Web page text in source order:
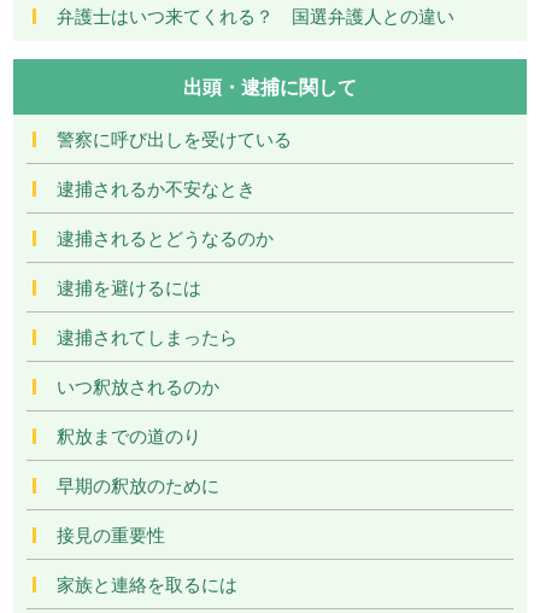
弁護士はいつ来てくれる？ 国選弁護人との違い
出頭・逮捕に関して
警察に呼び出しを受けている
逮捕されるか不安なとき
逮捕されるとどうなるのか
逮捕を避けるには
逮捕されてしまったら
いつ釈放されるのか
釈放までの道のり
早期の釈放のために
接見の重要性
家族と連絡を取るには